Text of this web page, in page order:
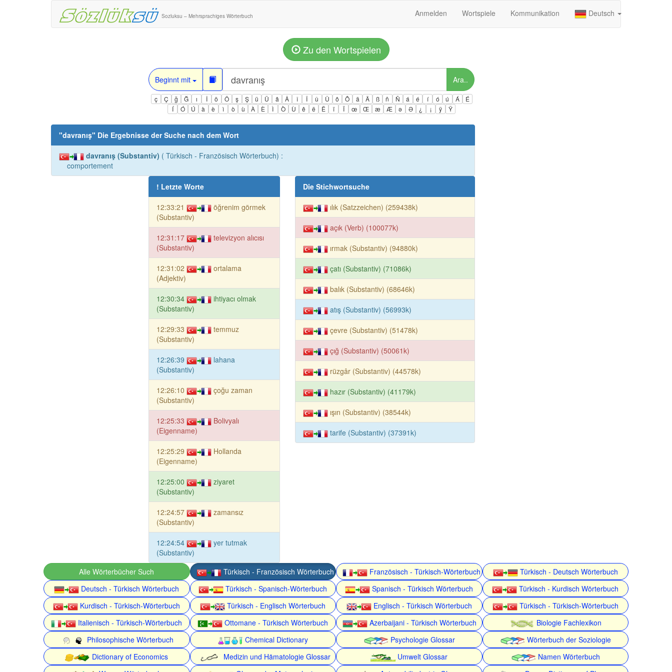
Sozluksu – Mehrsprachiges Wörterbuch Anmelden Wortspiele Kommunikation Deutsch
Zu den Wortspielen
Beginnt mit Ara..
ç Ç ğ Ğ ı İ ö Ö ş Ş ü Ü â Â î Î û Û ô Ô ä Ä ß ñ Ñ á é í ó ú Á
É
Í
Ó Ú à è ì ò ù À È Ì Ò Ù ê ë Ë ï Ï œ Œ æ Æ ə Ə ¿ ¡ ÿ Ÿ
"davranış" Die Ergebnisse der Suche nach dem Wort
davranış (Substantiv) ( Türkisch - Französisch Wörterbuch) :
comportement
! Letzte Worte
12:33:21
öğrenim görmek
(Substantiv)
12:31:17
televizyon alıcısı
(Substantiv)
12:31:02
ortalama
(Adjektiv)
12:30:34
ihtiyacı olmak
(Substantiv)
12:29:33
temmuz
(Substantiv)
12:26:39
lahana
(Substantiv)
12:26:10
çoğu zaman
(Substantiv)
12:25:33
Bolivyalı
(Eigenname)
12:25:29
Hollanda
(Eigenname)
12:25:00
ziyaret
(Substantiv)
12:24:57
zamansız
(Substantiv)
12:24:54
yer tutmak
(Substantiv)
Die Stichwortsuche
ılık (Satzzeichen) (259438k)
açık (Verb) (100077k)
ırmak (Substantiv) (94880k)
çatı (Substantiv) (71086k)
balık (Substantiv) (68646k)
atış (Substantiv) (56993k)
çevre (Substantiv) (51478k)
çığ (Substantiv) (50061k)
rüzgâr (Substantiv) (44578k)
hazır (Substantiv) (41179k)
ışın (Substantiv) (38544k)
tarife (Substantiv) (37391k)
Alle Wörterbücher Such Türkisch - Französisch Wörterbuch Französisch - Türkisch-Wörterbuch
Türkisch - Deutsch Wörterbuch
Deutsch - Türkisch Wörterbuch
Türkisch - Spanisch-Wörterbuch Spanisch - Türkisch Wörterbuch
Türkisch - Kurdisch Wörterbuch
Kurdisch - Türkisch-Wörterbuch
Türkisch - Englisch Wörterbuch Englisch - Türkisch Wörterbuch
Türkisch - Türkisch-Wörterbuch
Italienisch - Türkisch-Wörterbuch
Ottomane - Türkisch Wörterbuch Azerbaijani - Türkisch Wörterbuch
Biologie Fachlexikon
Philosophische Wörterbuch
Chemical Dictionary Psychologie Glossar
Wörterbuch der Soziologie
Dictionary of Economics
Medizin und Hämatologie Glossar Umwelt Glossar
Namen Wörterbuch